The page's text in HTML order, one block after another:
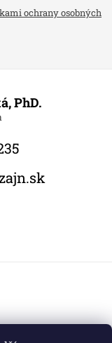
ochrany osobných
PhD.